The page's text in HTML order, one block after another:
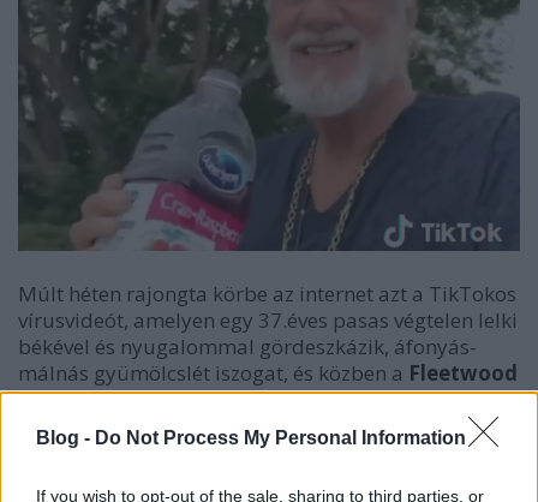
Blog - Do Not Process My Personal Information
If you wish to opt-out of the sale, sharing to third parties, or
Múlt héten rajongta körbe az internet azt a TikTokos
vírusvideót, amelyen egy 37.éves pasas végtelen lelki
békével és nyugalommal gördeszkázik, áfonyás-
málnás gyümölcslét iszogat, és közben a Fleetwood
MacDreamscímű számát hallgatja, és dudorássza.
A zenekar névadó tagja most saját videóval
tisztelgett a főhajtás előtt.